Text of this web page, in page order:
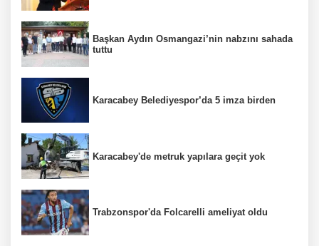
Başkan Aydın Osmangazi’nin nabzını sahada
tuttu
Karacabey Belediyespor’da 5 imza birden
Karacabey'de metruk yapılara geçit yok
Trabzonspor'da Folcarelli ameliyat oldu